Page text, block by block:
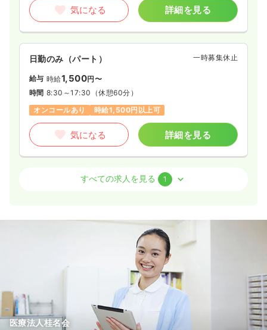
気になる 詳細を見る
日勤のみ（パート） 一時募集休止
給与 時給1,500円〜
時間 8:30～17:30 （休憩60分）
オンコールあり
時給1,500円以上可
気になる 詳細を見る
介護・福祉系正・准看護師 デイケア・デイサービス
（休憩60分）
詳細を見る
すべての求人を見る 1
医療法人桂名会